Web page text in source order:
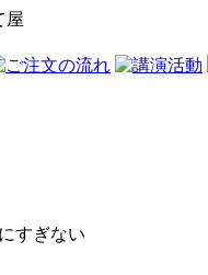
屋
すぎない